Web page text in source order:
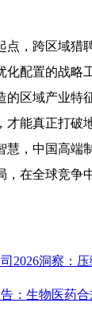
点，跨区域猎
化配置的战略
的区域产业特
才能真正打破
慧，中国高端
，在全球竞争
2026洞察：
：生物医药